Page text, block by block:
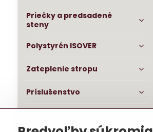
Priečky a predsadené
steny
Polystyrén ISOVER
Zateplenie stropu
Príslušenstvo